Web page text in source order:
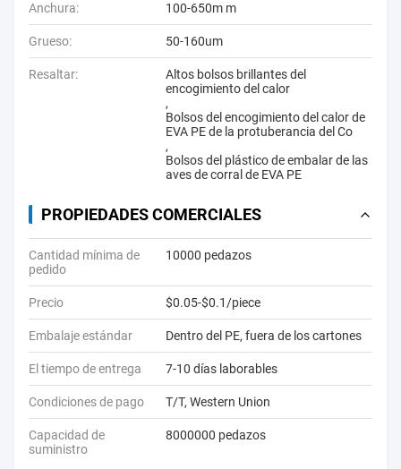
Anchura: 100-650m m
Grueso: 50-160um
Resaltar:
Altos bolsos brillantes del
encogimiento del calor
,
Bolsos del encogimiento del calor de
EVA PE de la protuberancia del Co
,
Bolsos del plástico de embalar de las
aves de corral de EVA PE
PROPIEDADES COMERCIALES
Cantidad mínima de
pedido
10000 pedazos
Precio $0.05-$0.1/piece
Embalaje estándar Dentro del PE, fuera de los cartones
El tiempo de entrega 7-10 días laborables
Condiciones de pago T/T, Western Union
Capacidad de
suministro
8000000 pedazos